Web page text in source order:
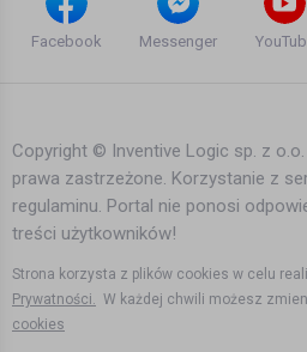
Facebook Messenger
Copyright © Inventive Logic sp. z
prawa zastrzeżone. Korzystanie z
regulaminu. Portal nie ponosi
treści użytkowników!
Strona korzysta z plików cookies w celu
Prywatności. W każdej chwili możesz
cookies